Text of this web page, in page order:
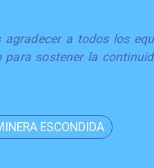
agradecer a todos los
sostener la
ESCONDIDA